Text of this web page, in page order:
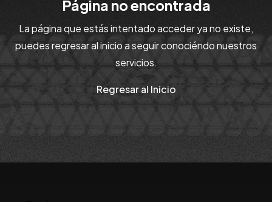
Página no encontrada
La página que estás intentado acceder ya no existe,
puedes regresar al inicio a seguir conociéndo nuestros
servicios.
Regresar al Inicio